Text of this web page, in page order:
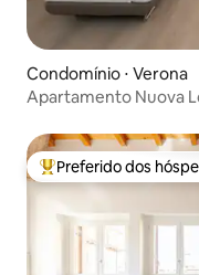
Condomínio ⋅ Verona
Apartamento Nuova
Entre os melhores
Preferido dos